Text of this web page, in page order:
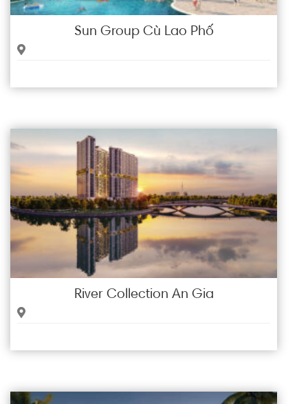
Sun Group Cù Lao Phố
River Collection An Gia